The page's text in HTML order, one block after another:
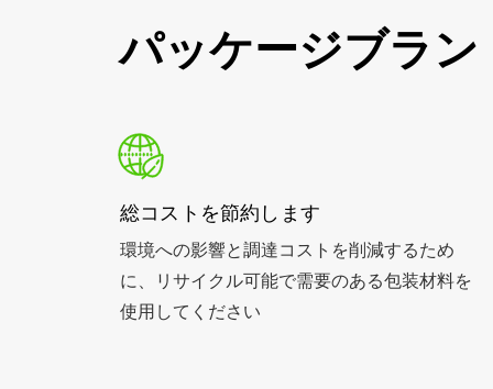
パッケージブラ
総コストを節約します
環境への影響と調達コストを削減するため
に、リサイクル可能で需要のある包装材料を
使用してください